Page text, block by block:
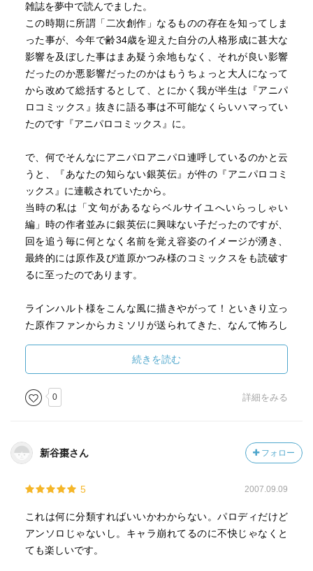
雑誌を夢中で読んでました。
この時期に所謂「二次創作」なるものの存在を知ってしま
った事が、今年で齢34歳を迎えた自分の人格形成に甚大な
影響を及ぼした事はまあ疑う余地もなく、それが良い影響
だったのか悪影響だったのかはもうちょっと大人になって
から改めて総括するとして、とにかく我が半生は『アニパ
ロコミックス』抜きに語る事は不可能なくらいハマってい
たのです『アニパロコミックス』に。
で、何でそんなにアニパロアニパロ連呼しているのかと云
うと、『あなたの知らない銀英伝』が件の『アニパロコミ
ックス』に連載されていたから。
当時の私は「文句があるならベルサイユへいらっしゃい
編」時の作者並みに銀英伝に興味ない子だったのですが、
回を追う毎に何となく名前を覚え容姿のイメージが湧き、
最終的には原作及び道原かつみ様のコミックスをも読破す
るに至ったのであります。
ラインハルト様をこんな風に描きやがって！といきり立っ
た原作ファンからカミソリが送られてきた、なんて怖ろし
原作への「熱狂」とは少し距離を置きながらも、しみじみ
と愛情が感じられる、名パロディだと思います。宝物。
続きを読む
0 詳細をみる
新谷棗さん フォロー
5 2007.09.09
これは何に分類すればいいかわからない。パロディだけど
アンソロじゃないし。キャラ崩れてるのに不快じゃなくと
ても楽しいです。